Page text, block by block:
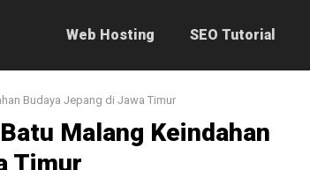
Web Hosting SEO Tutorial
Budaya Jepang di Jawa Timur
Malang Keindahan
Timur